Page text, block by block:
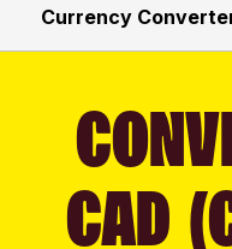
Currency
CAD